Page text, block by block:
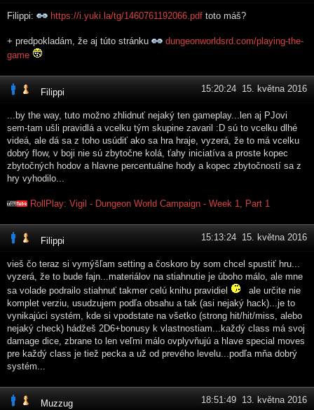
Filippi: https://i.yuki.la/tg/1460761192066.pdf toto máš?
+ predpokladám, že aj túto stránku
dungeonworldsrd.com/playing-the-
game
Filippi 15:20:24 15. května 2016
...by the way, tuto možno zhlidnuť nejaký ten gameplay...len aj PJovi
sem-tam ušli pravidlá a vcelku tým skupine zavaril :D sú to vcelku dlhé
videá, ale dá sa z toho usúdiť ako sa hra hraje, vyzerá, že to má vcelku
dobrý flow, v boji nie sú zbytočne kolá, ťahy iniciatíva a proste kopec
zbytočných hodov a hlavne percentuálne hody a kopec zbytočností sa z
hry vyhodilo...
RollPlay: Vigil - Dungeon World Campaign - Week 1, Part 1
Filippi 15:13:24 15. května 2016
vieš čo teraz si vymýšľam setting a čoskoro by som chcel spustiť hru...
vyzerá, že to bude fajn...materiálov na stiahnutie je úboho málo, ale mne
sa volade podrailo stiahnuť takmer celú knihu pravidiel
ale určite nie
komplet verziu, usudzujem podľa obsahu a tak (asi nejaký hack)...je to
vynikajúci systém, kde si vpodstate na všetko (strong hit/hit/miss, alebo
nejaký check) hádžeš 2D6+bonusy k vlastnostiam...každý class má svoj
damage dice, zbrane to len veľmi málo ovplyvňujú a hlave special moves
pre každý class je tiež pecka a už od prevého levelu...podľa mňa dobrý
systém...
Muzzug 18:51:49 13. května 2016